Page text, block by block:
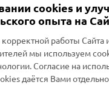
cookies и
опыта на
работы Сайта
мы используем
Согласие на
даётся Вами